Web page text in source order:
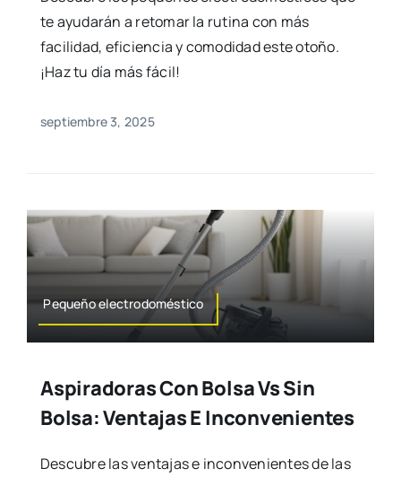
te ayudarán a retomar la rutina con más
facilidad, eficiencia y comodidad este otoño.
¡Haz tu día más fácil!
septiembre 3, 2025
Pequeño electrodoméstico
Aspiradoras Con Bolsa Vs Sin
Bolsa: Ventajas E Inconvenientes
Descubre las ventajas e inconvenientes de las